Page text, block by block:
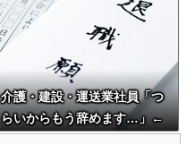
介護・建設・運送業社員「つ
らいからもう辞めます…」←